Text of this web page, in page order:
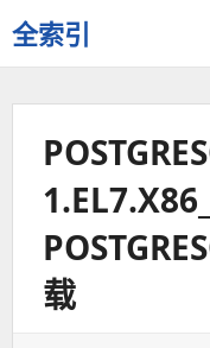
全索引
一
些
载